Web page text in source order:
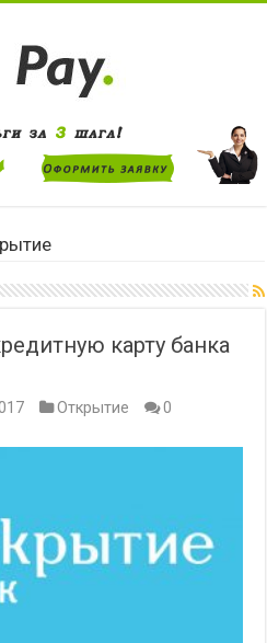
карту банка
Открытие
0